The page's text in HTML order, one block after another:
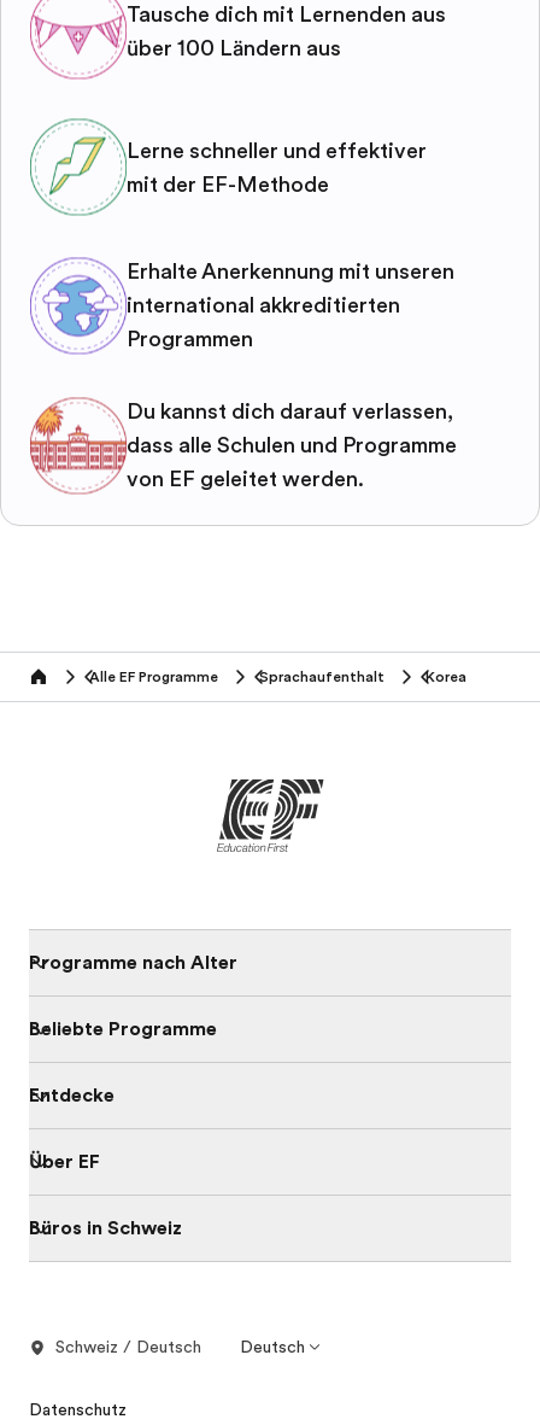
Tausche dich mit Lernenden aus
über 100 Ländern aus
Lerne schneller und effektiver
mit der EF-Methode
Erhalte Anerkennung mit unseren
international akkreditierten
Programmen
Du kannst dich darauf verlassen,
dass alle Schulen und Programme
von EF geleitet werden.
home Alle EF Programme Sprachaufenthalt Korea
Programme nach Alter
Beliebte Programme
Entdecke
Über EF
Büros in Schweiz
Schweiz / Deutsch Deutsch
Datenschutz